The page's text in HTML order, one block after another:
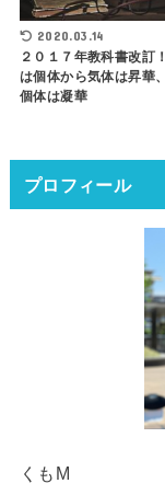
2020.03.14
２０１７年教科書改訂
は個体から気体は昇華
個体は凝華
プロフィール
くもM